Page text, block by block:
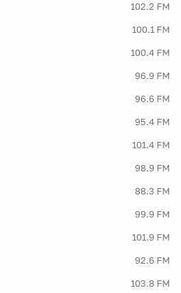
102.2 FM
100.1 FM
100.4 FM
96.9 FM
96.6 FM
95.4 FM
101.4 FM
98.9 FM
88.3 FM
99.9 FM
101.9 FM
92.6 FM
103.8 FM